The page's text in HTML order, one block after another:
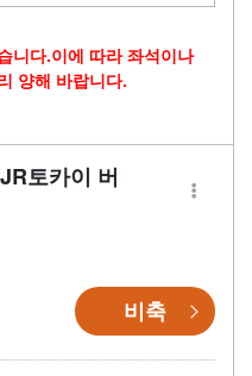
니다.이에 따라 좌석이나
양해 바랍니다.
토카이 버
비축